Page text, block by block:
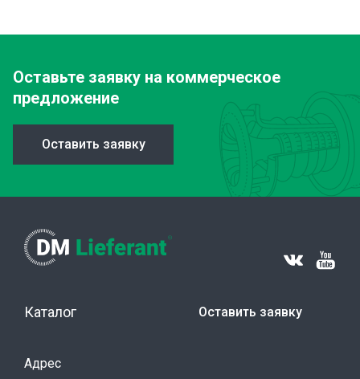
Оставьте заявку на коммерческое
предложение
Оставить заявку
Каталог Оставить заявку
Адрес